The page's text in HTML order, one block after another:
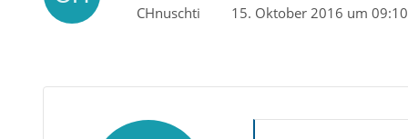
CHnuschti 15. Oktober 2016 um 09:10